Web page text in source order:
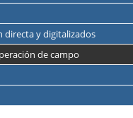
directa y digitalizados
de campo